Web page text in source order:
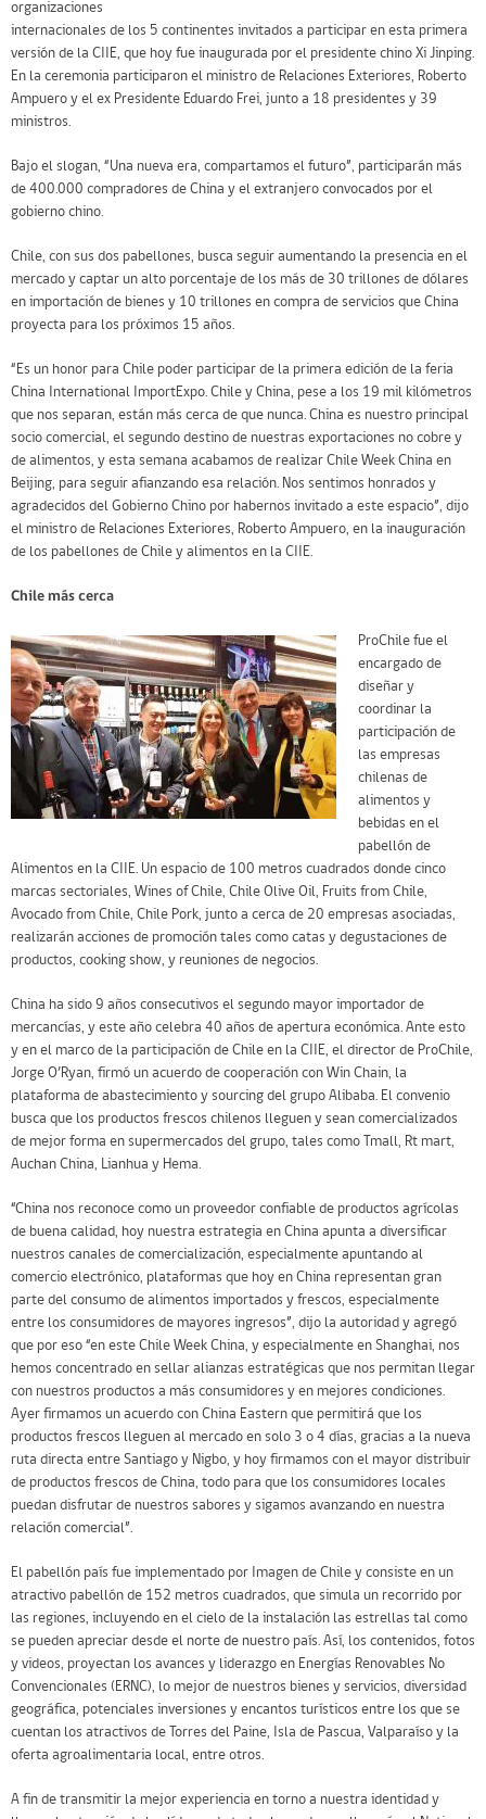
organizaciones
internacionales de los 5 continentes invitados a participar en esta primera
versión de la CIIE, que hoy fue inaugurada por el presidente chino Xi Jinping.
En la ceremonia participaron el ministro de Relaciones Exteriores, Roberto
Ampuero y el ex Presidente Eduardo Frei, junto a 18 presidentes y 39
ministros.
Bajo el slogan, “Una nueva era, compartamos el futuro”, participarán más
de 400.000 compradores de China y el extranjero convocados por el
gobierno chino.
Chile, con sus dos pabellones, busca seguir aumentando la presencia en el
mercado y captar un alto porcentaje de los más de 30 trillones de dólares
en importación de bienes y 10 trillones en compra de servicios que China
proyecta para los próximos 15 años.
“Es un honor para Chile poder participar de la primera edición de la feria
China International ImportExpo. Chile y China, pese a los 19 mil kilómetros
que nos separan, están más cerca de que nunca. China es nuestro principal
socio comercial, el segundo destino de nuestras exportaciones no cobre y
de alimentos, y esta semana acabamos de realizar Chile Week China en
Beijing, para seguir afianzando esa relación. Nos sentimos honrados y
agradecidos del Gobierno Chino por habernos invitado a este espacio”, dijo
el ministro de Relaciones Exteriores, Roberto Ampuero, en la inauguración
de los pabellones de Chile y alimentos en la CIIE.
Chile más cerca
ProChile fue el
encargado de
diseñar y
coordinar la
participación de
las empresas
chilenas de
alimentos y
bebidas en el
pabellón de
Alimentos en la CIIE. Un espacio de 100 metros cuadrados donde cinco
marcas sectoriales, Wines of Chile, Chile Olive Oil, Fruits from Chile,
Avocado from Chile, Chile Pork, junto a cerca de 20 empresas asociadas,
realizarán acciones de promoción tales como catas y degustaciones de
productos, cooking show, y reuniones de negocios.
China ha sido 9 años consecutivos el segundo mayor importador de
mercancías, y este año celebra 40 años de apertura económica. Ante esto
y en el marco de la participación de Chile en la CIIE, el director de ProChile,
Jorge O’Ryan, firmó un acuerdo de cooperación con Win Chain, la
plataforma de abastecimiento y sourcing del grupo Alibaba. El convenio
busca que los productos frescos chilenos lleguen y sean comercializados
de mejor forma en supermercados del grupo, tales como Tmall, Rt mart,
Auchan China, Lianhua y Hema.
“China nos reconoce como un proveedor confiable de productos agrícolas
de buena calidad, hoy nuestra estrategia en China apunta a diversificar
nuestros canales de comercialización, especialmente apuntando al
comercio electrónico, plataformas que hoy en China representan gran
parte del consumo de alimentos importados y frescos, especialmente
entre los consumidores de mayores ingresos”, dijo la autoridad y agregó
que por eso “en este Chile Week China, y especialmente en Shanghai, nos
hemos concentrado en sellar alianzas estratégicas que nos permitan llegar
con nuestros productos a más consumidores y en mejores condiciones.
Ayer firmamos un acuerdo con China Eastern que permitirá que los
productos frescos lleguen al mercado en solo 3 o 4 días, gracias a la nueva
ruta directa entre Santiago y Nigbo, y hoy firmamos con el mayor distribuir
de productos frescos de China, todo para que los consumidores locales
puedan disfrutar de nuestros sabores y sigamos avanzando en nuestra
relación comercial”.
El pabellón país fue implementado por Imagen de Chile y consiste en un
atractivo pabellón de 152 metros cuadrados, que simula un recorrido por
las regiones, incluyendo en el cielo de la instalación las estrellas tal como
se pueden apreciar desde el norte de nuestro país. Así, los contenidos, fotos
y videos, proyectan los avances y liderazgo en Energías Renovables No
Convencionales (ERNC), lo mejor de nuestros bienes y servicios, diversidad
geográfica, potenciales inversiones y encantos turísticos entre los que se
cuentan los atractivos de Torres del Paine, Isla de Pascua, Valparaíso y la
oferta agroalimentaria local, entre otros.
A fin de transmitir la mejor experiencia en torno a nuestra identidad y